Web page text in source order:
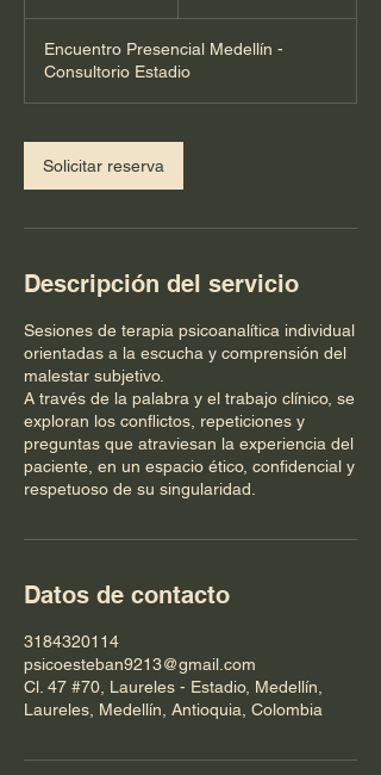
m
i
n
Encuentro Presencial Medellín -
Consultorio Estadio
Solicitar reserva
Descripción del servicio
Sesiones de terapia psicoanalítica individual
orientadas a la escucha y comprensión del
malestar subjetivo.
A través de la palabra y el trabajo clínico, se
exploran los conflictos, repeticiones y
preguntas que atraviesan la experiencia del
paciente, en un espacio ético, confidencial y
respetuoso de su singularidad.
Datos de contacto
3184320114
psicoesteban9213@gmail.com
Cl. 47 #70, Laureles - Estadio, Medellín,
Laureles, Medellín, Antioquia, Colombia